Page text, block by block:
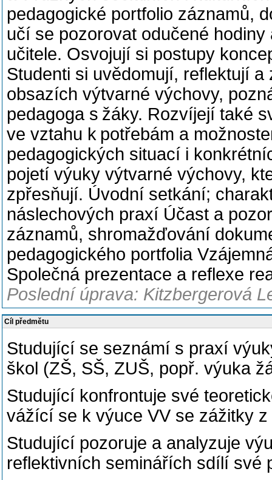
pedagogické portfolio záznamů,
učí se pozorovat odučené
učitele. Osvojují si postupy
Studenti si uvědomují, reflektují
obsazích výtvarné výchovy,
pedagoga s žáky. Rozvíjejí také
ve vztahu k potřebám a
pedagogických situací i
pojetí výuky výtvarné výchovy,
zpřesňují. Úvodní setkání;
náslechových praxí Účast a
záznamů, shromažďování
pedagogického portfolia
Společná prezentace a reflexe
Poslední úprava: Kitzbergerová
Cíl předmětu
Studující se seznámí s praxí
škol (ZŠ, SŠ, ZUŠ, popř. výuka
Studující konfrontuje své
vážící se k výuce VV se zážitky z
Studující pozoruje a analyzuje
reflektivních seminářích sdílí své